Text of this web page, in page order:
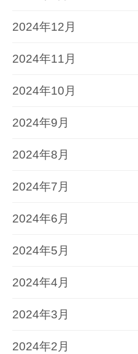
2024年12月
2024年11月
2024年10月
2024年9月
2024年8月
2024年7月
2024年6月
2024年5月
2024年4月
2024年3月
2024年2月